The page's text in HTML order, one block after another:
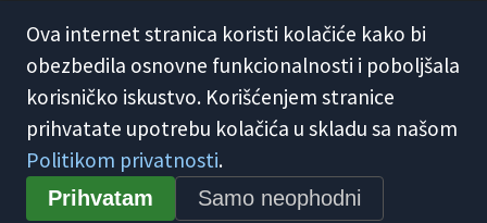
© 2026 KME Opuz · Udruženje OPUZ
Opšti uslovi korišćenja
Ova internet stranica koristi kolačiće kako bi
obezbedila osnovne funkcionalnosti i poboljšala
korisničko iskustvo. Korišćenjem stranice
prihvatate upotrebu kolačića u skladu sa našom
Politikom privatnosti.
Prihvatam Samo neophodni